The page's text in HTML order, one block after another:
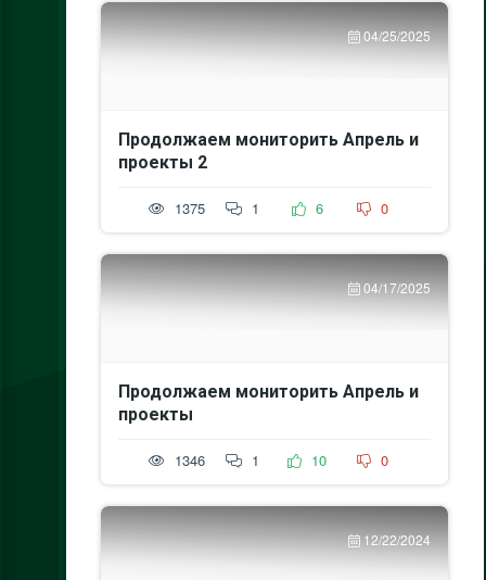
04/25/2025
Продолжаем мониторить Апрель и
проекты 2
1375 1 6 0
04/17/2025
Продолжаем мониторить Апрель и
проекты
1346 1 10 0
12/22/2024